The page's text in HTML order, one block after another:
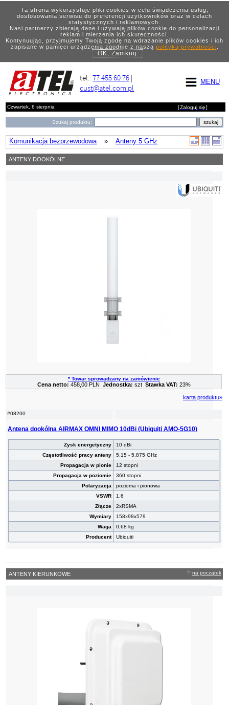
Ta strona wykorzystuje pliki cookies w celu świadczenia usług,
dostosowania serwisu do preferencji użytkowników oraz w celach
statystycznych i reklamowych.
Nasi partnerzy zbierają dane i używają plików cookie do personalizacji
reklam i mierzenia ich skuteczności.
Kontynuując, przyjmujemy Twoją zgodę na wdrażanie plików cookies i ich
zapisane w pamięci urządzenia zgodnie z naszą polityką prywatności.
OK, Zamknij
MENU
tel.:77 455 60 76 |
cust@atel.com.pl
Czwartek, 6 sierpnia [Zaloguj się]
Szukaj produktu:
Komunikacja bezprzewodowa » Anteny 5 GHz
ANTENY DOOKÓLNE
#08200
Antena dookólna AIRMAX OMNI MIMO 10dBi (Ubiquiti AMO-5G10)
Zysk energetyczny
10 dBi
Częstotliwość pracy anteny
5.15 - 5.875 GHz
Propagacja w pionie
12 stopni
Propagacja w poziomie
360 stopni
Polaryzacja
pozioma i pionowa
VSWR
1,6
Złącze
2xRSMA
Wymiary
158x98x579
Waga
0,68 kg
Producent
Ubiquiti
* Towar sprowadzany na zamówienie
Cena netto: 458,00 PLN Jednostka: szt Stawka VAT: 23%
karta produktu»
ANTENY KIERUNKOWE na początek